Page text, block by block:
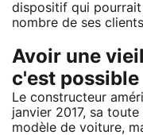
dispositif qui
nombre de ses
Avoir une
c'est possible
Le constructeur
janvier 2017, sa
modèle de voiture,